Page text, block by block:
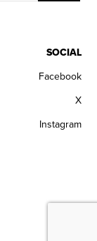
SOCIAL
Facebook
X
Instagram